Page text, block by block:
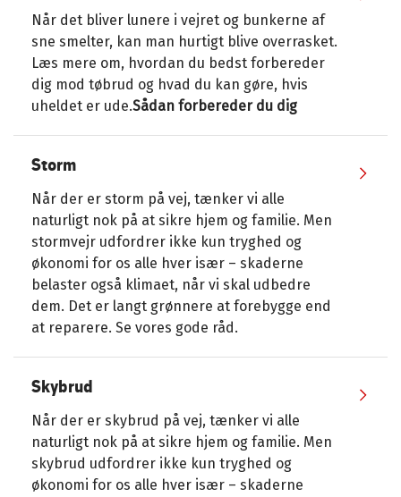
Når det bliver lunere i vejret og bunkerne af
sne smelter, kan man hurtigt blive overrasket.
Læs mere om, hvordan du bedst forbereder
dig mod tøbrud og hvad du kan gøre, hvis
uheldet er ude.Sådan forbereder du dig
Storm
Når der er storm på vej, tænker vi alle
naturligt nok på at sikre hjem og familie. Men
stormvejr udfordrer ikke kun tryghed og
økonomi for os alle hver især – skaderne
belaster også klimaet, når vi skal udbedre
dem. Det er langt grønnere at forebygge end
at reparere. Se vores gode råd.
Skybrud
Når der er skybrud på vej, tænker vi alle
naturligt nok på at sikre hjem og familie. Men
skybrud udfordrer ikke kun tryghed og
økonomi for os alle hver især – skaderne